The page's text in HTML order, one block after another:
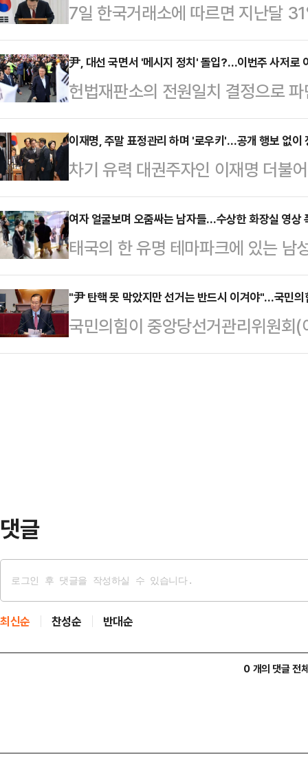
7일 한국거래소에 따르면 지난달
스피)과 코스닥시장을 합쳐 VI(변
전체 거래 가능한 종목(2천660개)
가격안정화 조치로 일시적으로 주
해 냉각 기회를 부여한다.우리 증시
앞서 박근혜 전 대통령이 파면된
대로 급등하고 코스피는 조기 대선
향후 우리 증…
尹, 대선 국면서 '메시지 정치' 돌입?…이번주 사저로
헌법재판소의 전원일치 결정으로
를 내면서 "지지층 결집을 통해 조
려는 것 아니냐"는 해석이 정치권
에는 국민 전체에게, 6일에는 자신
를 전달했다.윤석열 전 대통령은 6
민변호인단'에 "늘 여러분 곁을 지
"국민변호인단 여러분, 나라의 엄
를 위해 싸운 …
이재명, 주말 표정관리 하며 '로우키'…공개 행보 없이
차기 유력 대권주자인 이재명 더불
후 첫 주말 '조용한 행보'를 보이며
대통령 파면 사태임에도 불구하고,
향을 미칠 수 있다는 판단이 영향
대권주자 중 선두를 달리고 있는 이
조기 대선 대비 정국 구상에 몰두하
지난 4일 윤 전 대통령 파면 직후
이지…
여자 얼굴보며 오줌싸는 남자들…수상한 화장실 영상
태국의 한 유명 테마파크에 있는
우스차이나모닝포스트(SCMP)에
워를 보유한 한 누리꾼이 태국 방콕
소셜미디어(SNS) 공유하면서 큰
원 여성 관람객들이 대형 거울 앞에
"尹 탄핵 못 막았지만 선거는 반드시 이겨야"…국민의
국민의힘이 중앙당선거관리위원회
를 본격화한다. 당내 경선 이후 당
댓글
최신순 찬성순 반대순
0 개의 댓글 전